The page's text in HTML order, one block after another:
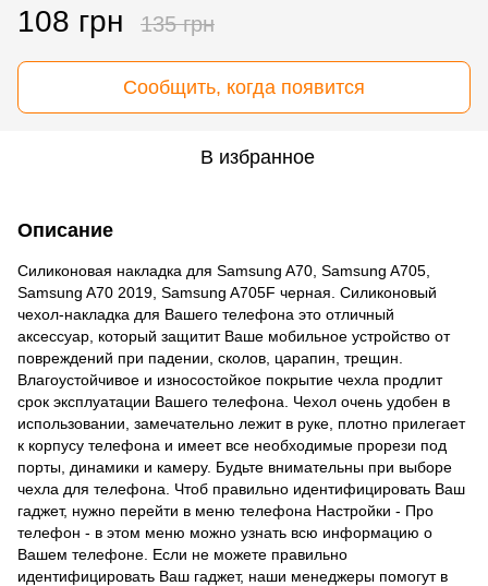
108 грн 135 грн
Сообщить, когда появится
В избранное
Описание
Силиконовая накладка для Samsung A70, Samsung A705,
Samsung A70 2019, Samsung A705F черная. Силиконовый
чехол-накладка для Вашего телефона это отличный
аксессуар, который защитит Ваше мобильное устройство от
повреждений при падении, сколов, царапин, трещин.
Влагоустойчивое и износостойкое покрытие чехла продлит
срок эксплуатации Вашего телефона. Чехол очень удобен в
использовании, замечательно лежит в руке, плотно прилегает
к корпусу телефона и имеет все необходимые прорези под
порты, динамики и камеру. Будьте внимательны при выборе
чехла для телефона. Чтоб правильно идентифицировать Ваш
гаджет, нужно перейти в меню телефона Настройки - Про
телефон - в этом меню можно узнать всю информацию о
Вашем телефоне. Если не можете правильно
идентифицировать Ваш гаджет, наши менеджеры помогут в